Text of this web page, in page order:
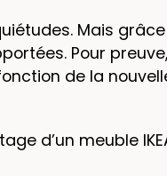
Mais
Pour preuve,
de la
d’un meuble